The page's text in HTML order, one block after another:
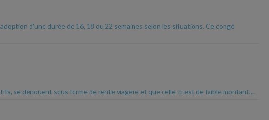
d'une durée de 16, 18 ou 22 semaines selon les situations. Ce congé
se dénouent sous forme de rente viagère et que celle-ci est de faible montant,...